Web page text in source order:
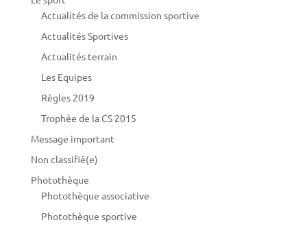
Actualités de la commission sportive
Actualités Sportives
Actualités terrain
Les Equipes
Règles 2019
Trophée de la CS 2015
Message important
Non classifié(e)
Photothèque
Photothèque associative
Photothèque sportive